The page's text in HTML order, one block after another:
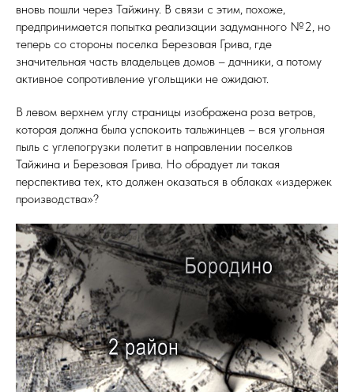
вновь пошли через Тайжину. В связи с этим, похоже,
предпринимается попытка реализации задуманного №2, но
теперь со стороны поселка Березовая Грива, где
значительная часть владельцев домов – дачники, а потому
активное сопротивление угольщики не ожидают.
В левом верхнем углу страницы изображена роза ветров,
которая должна была успокоить тальжинцев – вся угольная
пыль с углепогрузки полетит в направлении поселков
Тайжина и Березовая Грива. Но обрадует ли такая
перспектива тех, кто должен оказаться в облаках «издержек
производства»?